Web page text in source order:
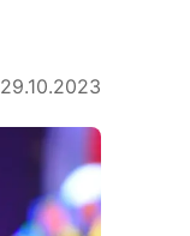
29.10.2023